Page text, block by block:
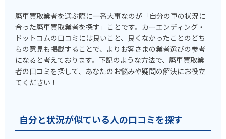
廃車買取業者を選ぶ際に一番大事なのが「自分の車の状況に
合った廃車買取業者を探す」ことです。カーエンディング・
ドットコムの口コミには良いこと、良くなかったことのどち
らの意見も掲載することで、よりお客さまの業者選びの参考
になると考えております。下記のような方法で、廃車買取業
者の口コミを探して、あなたのお悩みや疑問の解決にお役立
てください！
自分と状況が似ている人の口コミを探す